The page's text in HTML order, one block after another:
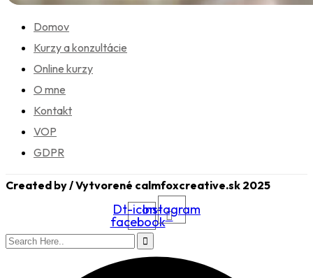
Domov
Kurzy a konzultácie
Online kurzy
O mne
Kontakt
VOP
GDPR
Created by / Vytvorené calmfoxcreative.sk 2025
Dt-icon-
facebook
Instagram